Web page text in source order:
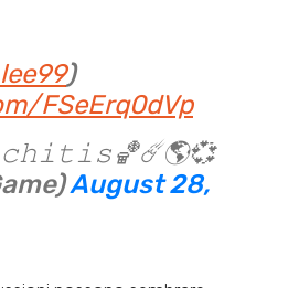
)
FSeErq0dVp
August 28,